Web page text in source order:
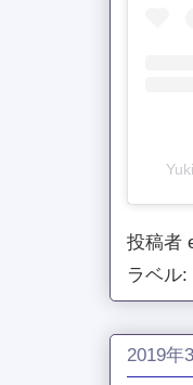
投稿者
ラベル:
2019年